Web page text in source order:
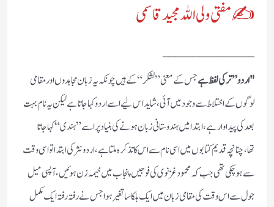
✍مفتی ولی اللہ مجید قاسمی
"اردو” ترکی لفظ ہےجس کے معنی ”لشکر“ کے ہیں چونکہ یہ زبان مجاہدوں اور مقامی
لوگوں کے اختلاط سے وجود میں آئی، شاید اس لیے اسے اردو کہا جاتا ہے لیکن یہ نام بہت
بعد کی پیداوار ہے، ابتدا میں ہندوستانی زبان ہونے کی بنیاد پر اسے” ہندی“ کہا جاتا
تھا،چنانچہ قدیم کتابوں میں اسی نام سے اس کا تذکرہ ملتا ہے، اردو نثر کی ابتدا تو اسی وقت
سے ہو چکی تھی جب کہ محمود غزنوی کی فوجیں پنجاب میں خیمہ زن ہوئیں ، آپسی میل
جول سے اس وقت کی مقامی زبان میں ایک ہلکا سا تغیر ہوا جس نے رفتہ رفتہ ایک مکمل